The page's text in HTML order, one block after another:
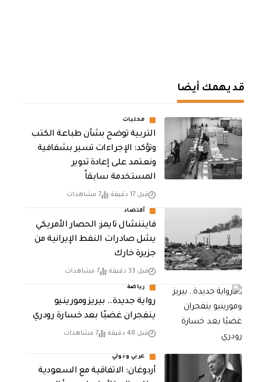
قد يهمك أيضا
محليات
التربية توضح بشأن طباعة الكتب
وتؤكد: الإجراءات تسير بشفافية
ونعتمد على إعادة تدوير
المستخدمة سابقاً
قبل 17 دقيقة 7 مشاهدات
أقتصاد
فايننشال تايمز: الحصار الأمريكي
يشل صادرات النفط الإيرانية من
جزيرة خارك
قبل 33 دقيقة 7 مشاهدات
رياضة
رواية جديدة.. بيريز ومورينيو
ينفجران غضبًا بعد خسارة رودري
قبل 48 دقيقة 7 مشاهدات
عربي ودولي
أردوغان: الاتفاقية مع السعودية